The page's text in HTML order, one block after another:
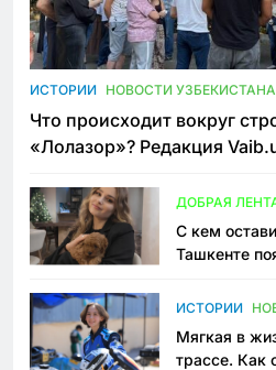
ИСТОРИИ НОВОСТИ УЗБЕКИСТАНА
Что происходит вокруг
«Лолазор»? Редакция
ДОБРАЯ
С кем
Ташкенте
ИСТОРИИ
Мягкая в
трассе. Как